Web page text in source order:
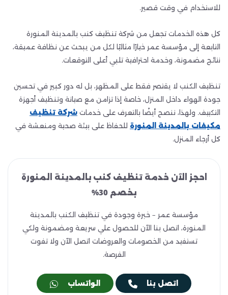
للاستخدام في وقت قصير.
كل هذه الخدمات تجعل من شركة تنظيف كنب بالمدينة المنورة
التابعة إلى مؤسسة عمر خيارًا مثاليًا لكل من يبحث عن نظافة عميقة،
نتائج مضمونة، وخدمة احترافية تلبي أعلى التوقعات.
تنظيف الكنب لا يقتصر فقط على المظهر، بل له دور كبير في تحسين
جودة الهواء داخل المنزل، خاصة إذا تزامن مع صيانة وتنظيف أجهزة
التكييف. ولهذا، ننصح أيضًا بالتعرف على خدمات شركة تنظيف
مكيفات بالمدينة المنورة للحفاظ على بيئة صحية ومنعشة في
كل أرجاء المنزل.
احجز الآن خدمة تنظيف كنب بالمدينة المنورة
بخصم 30%
مؤسسة عمر – خبرة وجودة في تنظيف الكنب بالمدينة
المنورة، اتصل بنا الآن للحصول علي سريعة ومضمونة ولكي
تستفيد من الخصومات والعروضات اتصل الآن ولا تفوت
الفرصة.
اتصل بنا الواتساب